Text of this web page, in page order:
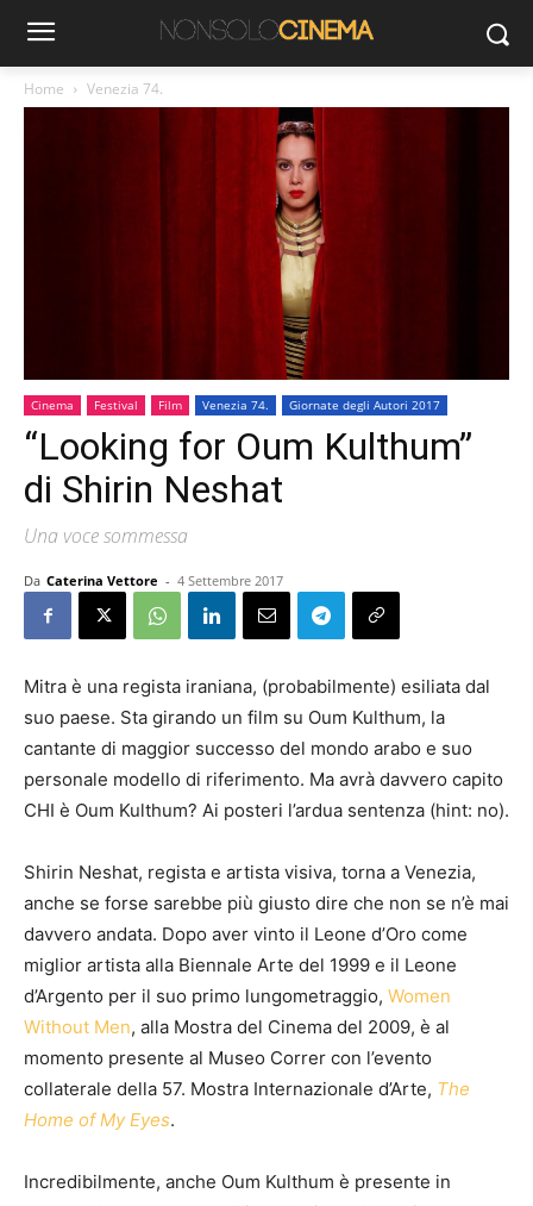
Home Venezia 74.
Cinema Festival Film Venezia 74. Giornate degli Autori 2017
“Looking for Oum Kulthum”
di Shirin Neshat
Una voce sommessa
Da Caterina Vettore - 4 Settembre 2017
Mitra è una regista iraniana, (probabilmente) esiliata dal
suo paese. Sta girando un film su Oum Kulthum, la
cantante di maggior successo del mondo arabo e suo
personale modello di riferimento. Ma avrà davvero capito
CHI è Oum Kulthum? Ai posteri l’ardua sentenza (hint: no).
Shirin Neshat, regista e artista visiva, torna a Venezia,
anche se forse sarebbe più giusto dire che non se n’è mai
davvero andata. Dopo aver vinto il Leone d’Oro come
miglior artista alla Biennale Arte del 1999 e il Leone
d’Argento per il suo primo lungometraggio, Women
Without Men, alla Mostra del Cinema del 2009, è al
momento presente al Museo Correr con l’evento
collaterale della 57. Mostra Internazionale d’Arte, The
Home of My Eyes.
Incredibilmente, anche Oum Kulthum è presente in